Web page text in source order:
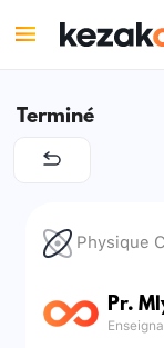
Terminé
Physique
Pr.